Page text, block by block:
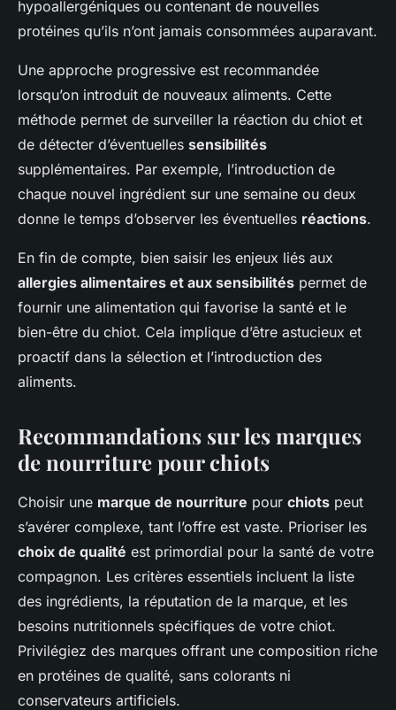
hypoallergéniques ou contenant de nouvelles
protéines qu’ils n’ont jamais consommées auparavant.
Une approche progressive est recommandée
lorsqu’on introduit de nouveaux aliments. Cette
méthode permet de surveiller la réaction du chiot et
de détecter d’éventuelles sensibilités
supplémentaires. Par exemple, l’introduction de
chaque nouvel ingrédient sur une semaine ou deux
donne le temps d’observer les éventuelles réactions.
En fin de compte, bien saisir les enjeux liés aux
allergies alimentaires et aux sensibilités permet de
fournir une alimentation qui favorise la santé et le
bien-être du chiot. Cela implique d’être astucieux et
proactif dans la sélection et l’introduction des
aliments.
Recommandations sur les marques
de nourriture pour chiots
Choisir une marque de nourriture pour chiots peut
s’avérer complexe, tant l’offre est vaste. Prioriser les
choix de qualité est primordial pour la santé de votre
compagnon. Les critères essentiels incluent la liste
des ingrédients, la réputation de la marque, et les
besoins nutritionnels spécifiques de votre chiot.
Privilégiez des marques offrant une composition riche
en protéines de qualité, sans colorants ni
conservateurs artificiels.